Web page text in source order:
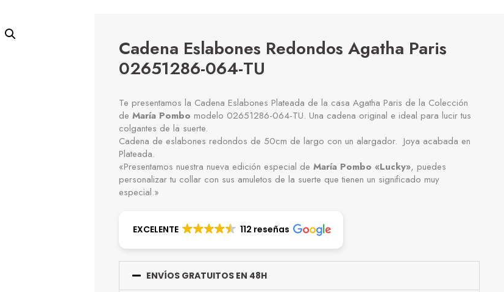
Cadena Eslabones Redondos Agatha Paris
02651286-064-TU
Te presentamos la Cadena Eslabones Plateada de la casa Agatha Paris de la Colección
de María Pombo modelo 02651286-064-TU. Una cadena original e ideal para lucir tus
colgantes de la suerte.
Cadena de eslabones redondos de 50cm de largo con un alargador. Joya acabada en
Plateada.
«Presentamos nuestra nueva edición especial de María Pombo «Lucky», puedes
personalizar tu collar con sus amuletos de la suerte que tienen un significado muy
especial.»
EXCELENTE 112 reseñas
ENVÍOS GRATUITOS EN 48H